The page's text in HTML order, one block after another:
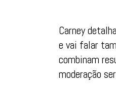
Carney
e vai falar
combinam
moderação